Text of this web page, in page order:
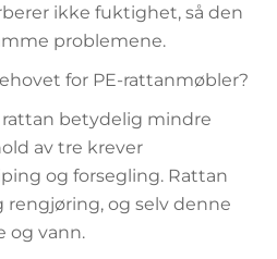
ikke fuktighet, så den
problemene.
for PE-rattanmøbler?
betydelig mindre
av tre krever
og forsegling. Rattan
rengjøring, og selv denne
og vann.